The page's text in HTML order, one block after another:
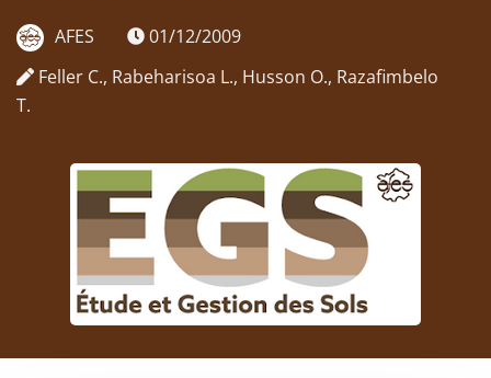
AFES
01/12/2009
Feller C., Rabeharisoa L., Husson O., Razafimbelo
T.